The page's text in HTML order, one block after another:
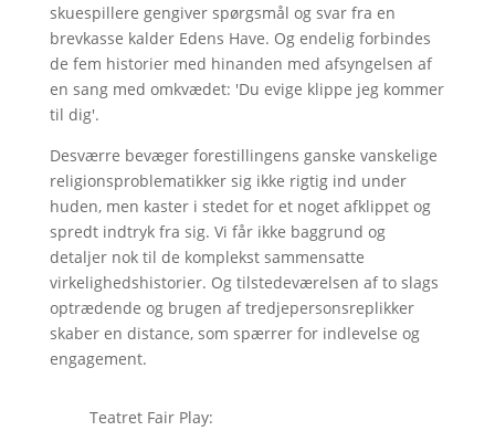
skuespillere gengiver spørgsmål og svar fra en
brevkasse kalder Edens Have. Og endelig forbindes
de fem historier med hinanden med afsyngelsen af
en sang med omkvædet: 'Du evige klippe jeg kommer
til dig'.
Desværre bevæger forestillingens ganske vanskelige
religionsproblematikker sig ikke rigtig ind under
huden, men kaster i stedet for et noget afklippet og
spredt indtryk fra sig. Vi får ikke baggrund og
detaljer nok til de komplekst sammensatte
virkelighedshistorier. Og tilstedeværelsen af to slags
optrædende og brugen af tredjepersonsreplikker
skaber en distance, som spærrer for indlevelse og
engagement.
Teatret Fair Play: